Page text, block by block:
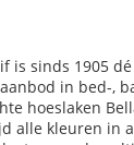
is sinds 1905
in bed-,
hoeslaken
alle kleuren in